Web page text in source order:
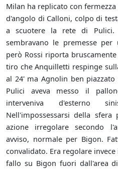
Milan ha replicato con
d'angolo di Calloni, colpo di
a scuotere la rete di Pulici.
sembravano le premesse
però Rossi riporta
tiro che Anquilletti respinge
al 24' ma Agnolin ben
Pulici aveva messo il
interveniva d'esterno
Nell'impossessarsi della sfera
azione irregolare secondo
avviso, normale per Bigon.
convalidato. Era regolare
fallo su Bigon fuori dall'area